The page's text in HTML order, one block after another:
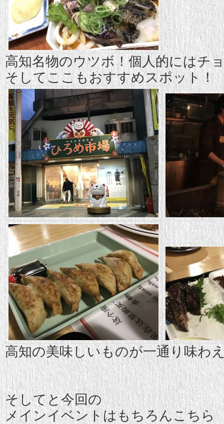
高知名物のウツボ！個人的にはチ
そしてここもおすすめスポット！
高知の美味しいものが一通り味わ
そしてと今回の
メインイベントはもちろんこちら